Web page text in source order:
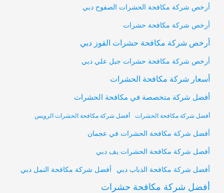
أرخص شركة مكافحة الحشرات الصفوح دبي
أرخص شركة مكافحة حشرات
أرخص شركة مكافحة حشرات القوز دبي
أرخص شركة مكافحة حشرات جبل علي دبي
أسعار شركة مكافحة الحشرات
أفضل شركة متخصصة في مكافحة الحشرات
أفضل شركة مكافحة الحشرات أفضل شركة مكافحة الحشرات الرويس
أفضل شركة مكافحة الحشرات في عجمان
أفضل شركة مكافحة الحشرات يف دبي
أفضل شركة مكافحة الذباب دبي أفضل شركة مكافحة النمل دبي
أفضل شركة مكافحة حشرات